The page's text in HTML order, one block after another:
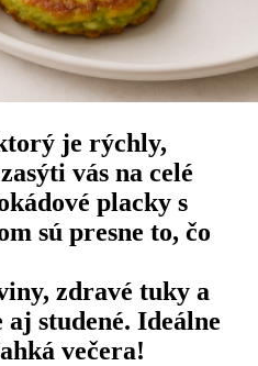
je rýchly,
vás na celé
placky s
sú presne to, čo
zdravé tuky a
aj studené. Ideálne
večera!